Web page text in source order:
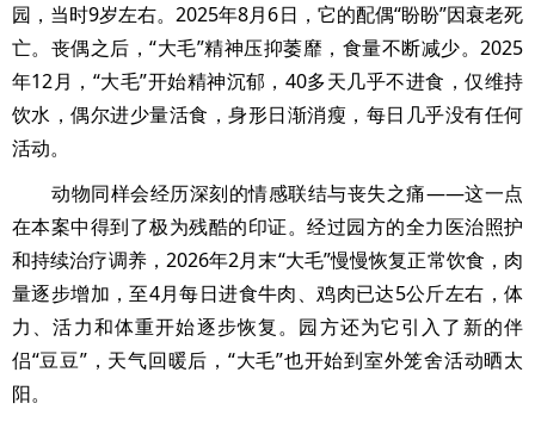
园，当时9岁左右。2025年8月6日，它的配偶“盼盼”因衰老死
亡。丧偶之后，“大毛”精神压抑萎靡，食量不断减少。2025
年12月，“大毛”开始精神沉郁，40多天几乎不进食，仅维持
饮水，偶尔进少量活食，身形日渐消瘦，每日几乎没有任何
活动。
动物同样会经历深刻的情感联结与丧失之痛——这一点
在本案中得到了极为残酷的印证。经过园方的全力医治照护
和持续治疗调养，2026年2月末“大毛”慢慢恢复正常饮食，肉
量逐步增加，至4月每日进食牛肉、鸡肉已达5公斤左右，体
力、活力和体重开始逐步恢复。园方还为它引入了新的伴
侣“豆豆”，天气回暖后，“大毛”也开始到室外笼舍活动晒太
阳。